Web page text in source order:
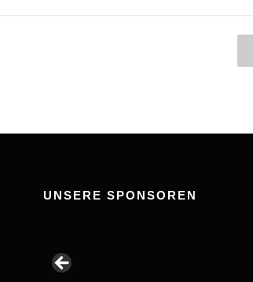
UNSERE SPONSOREN